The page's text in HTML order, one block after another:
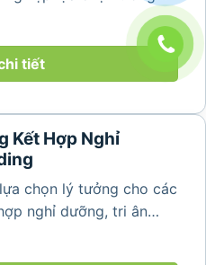
hợp nghỉ dưỡng, hội
càng tăng. Không chỉ
thư giãn...
tiết
Kết Hợp Nghỉ
chọn lý tưởng cho các
nghỉ dưỡng, tri ân
thần đồng đội trong